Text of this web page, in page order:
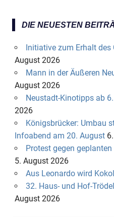
DIE NEUESTEN
Initiative zum Erhalt des
August 2026
Mann in der Äußeren
August 2026
Neustadt-Kinotipps ab
2026
Königsbrücker: Umbau
Infoabend am 20. August
Protest gegen
5. August 2026
Aus Leonardo wird
32. Haus- und Hof-
August 2026